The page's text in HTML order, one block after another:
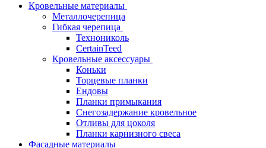
Кровельные материалы
Металлочерепица
Гибкая черепица
Технониколь
CertainTeed
Кровельные аксессуары
Коньки
Торцевые планки
Ендовы
Планки примыкания
Снегозадержание кровельное
Отливы для цоколя
Планки карнизного свеса
Фасадные материалы